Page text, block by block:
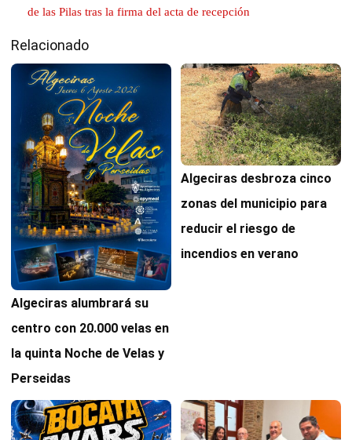
de las Pilas tras la firma del acta de recepción
Relacionado
Algeciras alumbrará su
centro con 20.000 velas en
la quinta Noche de Velas y
Perseidas
Algeciras desbroza cinco
zonas del municipio para
reducir el riesgo de
incendios en verano